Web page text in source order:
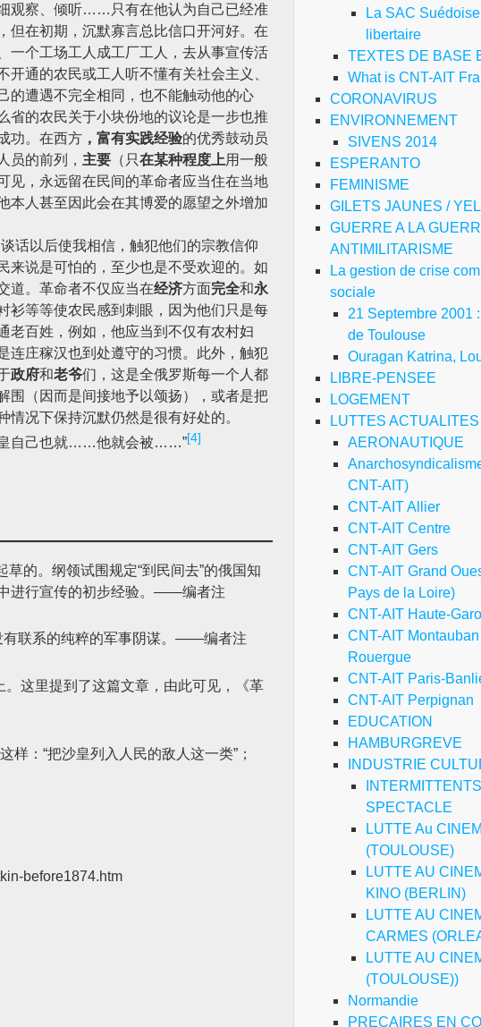
观察、倾听……只有在他认为自己已经准
但在初期，沉默寡言总比信口开河好。在
一个工场工人成工厂工人，去从事宣传活
通的农民或工人听不懂有关社会主义、
的遭遇不完全相同，也不能触动他的心
省的农民关于小块份地的议论是一步也推
功。在西方 ，富有实践经验的优秀鼓动员
员的前列， 主要 （只在某种程度上用一般
见，永远留在民间的革命者应当住在当地
本人甚至因此会在其博爱的愿望之外增加
以后使我相信，触犯他们的宗教信仰
来说是可怕的，至少也是不受欢迎的。如
道。革命者不仅应当在经济方面完全和永
衫等等使农民感到刺眼，因为他们只是每
老百姓，例如，他应当到不仅有农村妇
连庄稼汉也到处遵守的习惯。此外，触犯
政府和老爷们，这是全俄罗斯每一个人都
围（因而是间接地予以颂扬），或者是把
况下保持沉默仍然是很有好处的。
皇自己也就……他就会被……”[4]
的。纲领试围规定“到民间去”的俄国知
进行宣传的初步经验。——编者注
有联系的纯粹的军事阴谋。——编者注
。这里提到了这篇文章，由此可见，《革
：“把沙皇列入人民的敌人这一类”；
before1874.htm
La SAC
libertaire
TEXTES DE BASE
What is CNT-AIT
CORONAVIRUS
ENVIRONNEMENT
SIVENS 2014
ESPERANTO
FEMINISME
GILETS JAUNES /
GUERRE A LA
ANTIMILITARISME
La gestion de crise
sociale
21 Septembre 2001
de Toulouse
Ouragan Katrina,
LIBRE-PENSEE
LOGEMENT
LUTTES ACTUALITES
AERONAUTIQUE
CNT-AIT)
CNT-AIT Allier
CNT-AIT Centre
CNT-AIT Gers
CNT-AIT Grand
Pays de la Loire)
CNT-AIT Haute-
CNT-AIT
Rouergue
CNT-AIT Paris-
CNT-AIT Perpignan
EDUCATION
HAMBURGREVE
INDUSTRIE
SPECTACLE
LUTTE Au
(TOULOUSE)
LUTTE AU
KINO (BERLIN)
LUTTE AU
CARMES
LUTTE AU
(TOULOUSE))
Normandie
PRECAIRES EN